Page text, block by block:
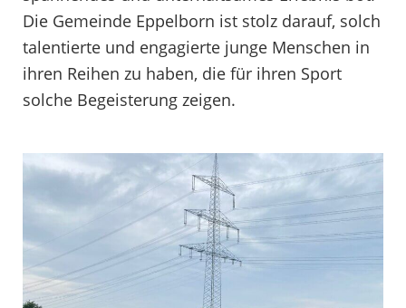
Die Gemeinde Eppelborn ist stolz darauf, solch
talentierte und engagierte junge Menschen in
ihren Reihen zu haben, die für ihren Sport
solche Begeisterung zeigen.